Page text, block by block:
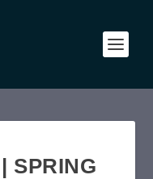
SPRING